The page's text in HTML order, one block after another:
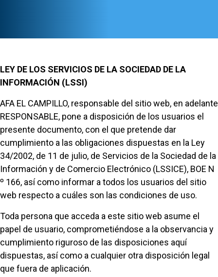
LEY DE LOS SERVICIOS DE LA SOCIEDAD DE LA
INFORMACIÓN (LSSI)
AFA EL CAMPILLO, responsable del sitio web, en adelante
RESPONSABLE, pone a disposición de los usuarios el
presente documento, con el que pretende dar
cumplimiento a las obligaciones dispuestas en la Ley
34/2002, de 11 de julio, de Servicios de la Sociedad de la
Información y de Comercio Electrónico (LSSICE), BOE N
º 166, así como informar a todos los usuarios del sitio
web respecto a cuáles son las condiciones de uso.
Toda persona que acceda a este sitio web asume el
papel de usuario, comprometiéndose a la observancia y
cumplimiento riguroso de las disposiciones aquí
dispuestas, así como a cualquier otra disposición legal
que fuera de aplicación.